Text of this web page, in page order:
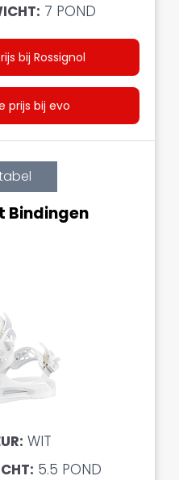
7 POND
bij Rossignol
prijs bij evo
Bindingen
WIT
5.5 POND